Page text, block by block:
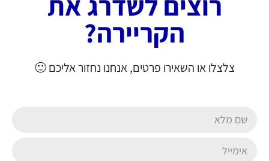
הקריירה?
צלצלו או השאירו פרטים, אנחנו נחזור אליכם 🙂